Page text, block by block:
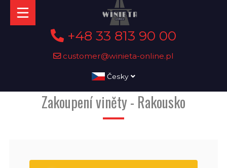
+48 33 813 90 00
customer@winieta-online.pl
Česky
Zakoupení viněty - Rakousko